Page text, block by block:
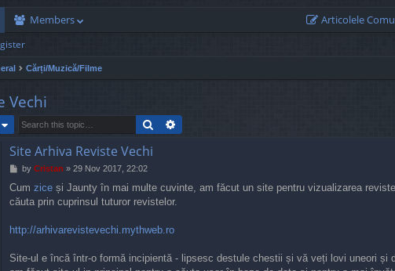
Members Articolele
Cărți/Muzică/Filme
Vechi
Search
Site Arhiva Reviste Vechi
P
s
t
by Cristan » 29 Nov 2017, 22:02
Cum zice și Jaunty în mai multe cuvinte, am făcut un site pentru vizualizarea
căuta prin cuprinsul tuturor revistelor.
http://arhivarevistevechi.mythweb.ro
Site-ul e încă într-o formă incipientă - lipsesc destule chestii și vă veți lovi uneori și